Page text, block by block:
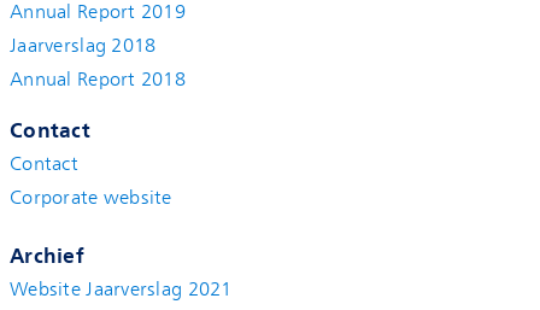
Annual Report 2019
Jaarverslag 2018
Annual Report 2018
Contact
Contact
Corporate website
Archief
Website Jaarverslag 2021